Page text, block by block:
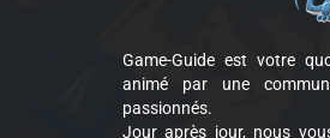
Game-Guide est votre
animé par une
passionnés.
Jour après jour, nous